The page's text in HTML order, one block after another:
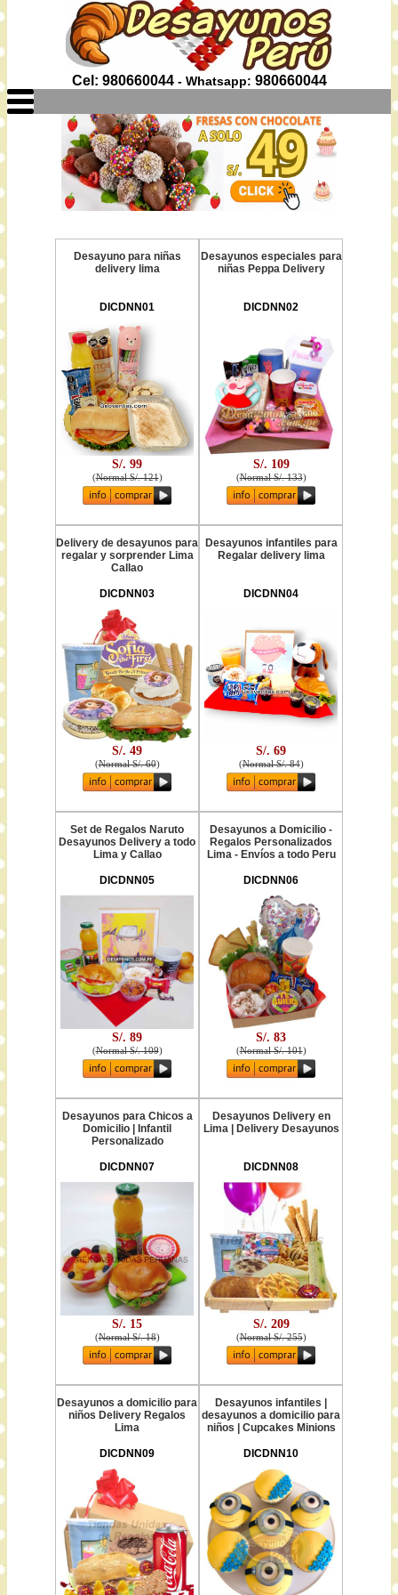
Cel: 980660044- Whatsapp: 980660044
Desayuno para niñas
delivery lima
DICDNN01
S/. 99
(Normal S/. 121)
Desayunos especiales para
niñas Peppa Delivery
DICDNN02
S/. 109
(Normal S/. 133)
Delivery de desayunos para
regalar y sorprender Lima
Callao
DICDNN03
S/. 49
(Normal S/. 60)
Desayunos infantiles para
Regalar delivery lima
DICDNN04
S/. 69
(Normal S/. 84)
Set de Regalos Naruto
Desayunos Delivery a todo
Lima y Callao
DICDNN05
S/. 89
(Normal S/. 109)
Desayunos a Domicilio -
Regalos Personalizados
Lima - Envíos a todo Peru
DICDNN06
S/. 83
(Normal S/. 101)
Desayunos para Chicos a
Domicilio | Infantil
Personalizado
DICDNN07
S/. 15
(Normal S/. 18)
Desayunos Delivery en
Lima | Delivery Desayunos
DICDNN08
S/. 209
(Normal S/. 255)
Desayunos a domicilio para
niños Delivery Regalos
Lima
DICDNN09
Desayunos infantiles |
desayunos a domicilio para
niños | Cupcakes Minions
DICDNN10